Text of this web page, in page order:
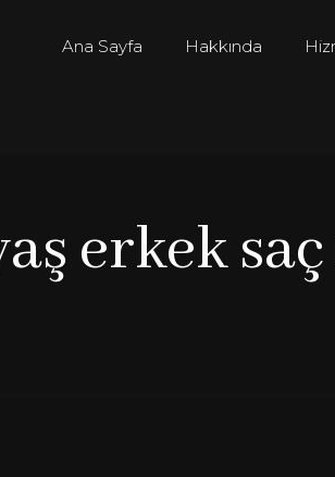
Ana Sayfa Hakkında
erkek